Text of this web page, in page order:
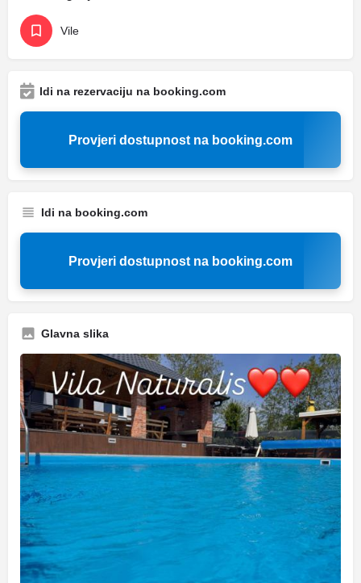
Vile
Idi na rezervaciju na booking.com
Provjeri dostupnost na booking.com
Idi na booking.com
Provjeri dostupnost na booking.com
Glavna slika